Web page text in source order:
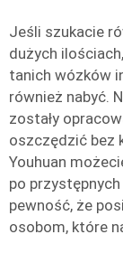
Jeśli szukacie
dużych
tanich wózków
również nabyć.
zostały
oszczędzić bez
Youhuan
po
pewność, że
osobom, które